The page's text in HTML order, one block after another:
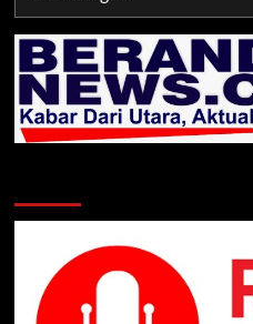
TNI/POLRI